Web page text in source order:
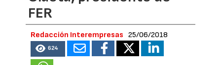
FER
Redacción Interempresas 25/06/2018
624